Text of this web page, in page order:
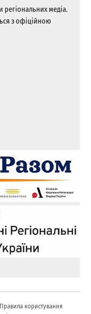
регіональних медіа.
з офіційною
Правила користування